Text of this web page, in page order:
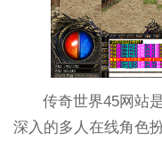
传奇世界45网站
深入的多人在线角色